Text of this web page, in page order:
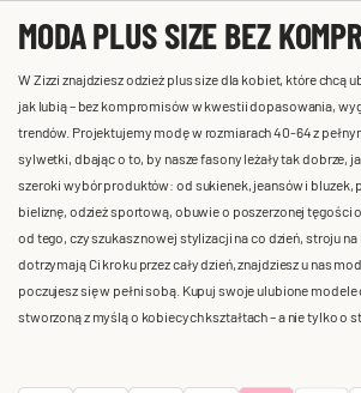
MODA PLUS SIZE BEZ
W Zizzi znajdziesz odzież plus size dla kobiet, które chcą
jak lubią – bez kompromisów w kwestii dopasowania,
trendów. Projektujemy modę w rozmiarach 40-64 z
sylwetki, dbając o to, by nasze fasony leżały tak dobrze,
szeroki wybór produktów: od sukienek, jeansów i bluzek,
bieliznę, odzież sportową, obuwie o poszerzonej tęgości
od tego, czy szukasz nowej stylizacji na co dzień, stroju
dotrzymają Ci kroku przez cały dzień, znajdziesz u nas
poczujesz się w pełni sobą. Kupuj swoje ulubione
stworzoną z myślą o kobiecych kształtach – a nie tylko o